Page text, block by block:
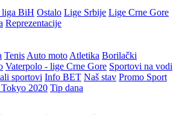
liga BiH Ostalo Lige Srbije Lige Crne Gore
Reprezentacije
Tenis Auto moto Atletika Borilački
Vaterpolo - lige Crne Gore Sportovi na vodi
sportovi Info BET Naš stav Promo Sport
2020 Tip dana